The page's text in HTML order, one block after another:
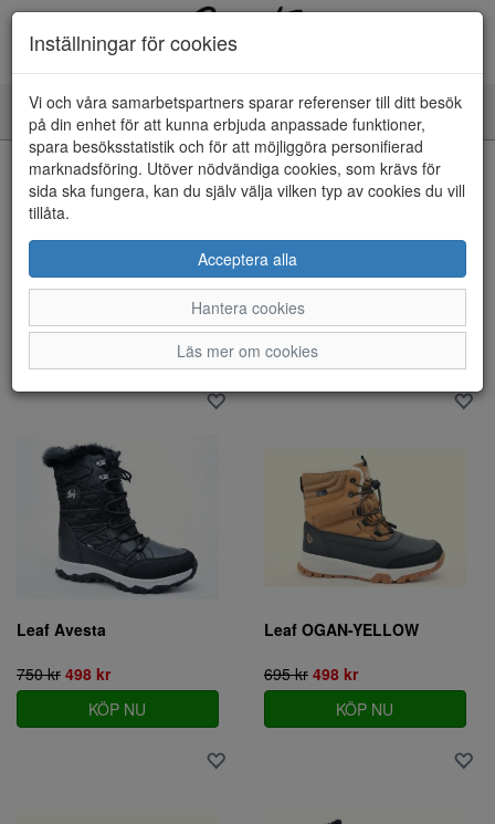
Toggle
navigation
Visa filter
Endast REA
Rensa
73 artiklar hittade
Leaf Avesta
750 kr 498 kr
KÖP NU
Leaf OGAN-YELLOW
695 kr 498 kr
KÖP NU
Inställningar för cookies
Vi och våra samarbetspartners sparar referenser till ditt besök
på din enhet för att kunna erbjuda anpassade funktioner,
spara besöksstatistik och för att möjliggöra personifierad
marknadsföring. Utöver nödvändiga cookies, som krävs för
sida ska fungera, kan du själv välja vilken typ av cookies du vill
tillåta.
Acceptera alla
Hantera cookies
Läs mer om cookies